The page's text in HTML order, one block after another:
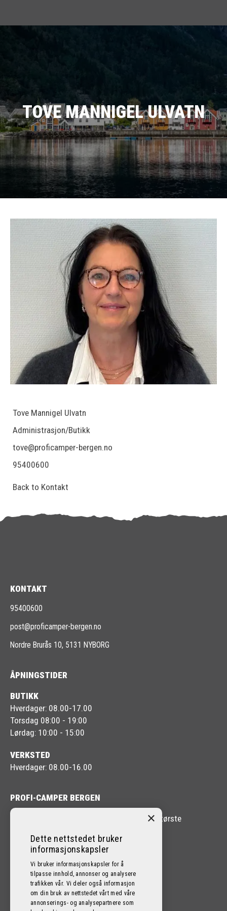
TOVE MANNIGEL ULVATN
Tove Mannigel Ulvatn
Administrasjon/Butikk
tove@proficamper-bergen.no
95400600
Back to Kontakt
KONTAKT
95400600
post@proficamper-bergen.no
Nordre Brurås 10, 5131 NYBORG
ÅPNINGSTIDER
BUTIKK
Hverdager: 08.00-17.00
Torsdag 08:00 - 19:00
Lørdag: 10:00 - 15:00
VERKSTED
Hverdager: 08.00-16.00
PROFI-CAMPER BERGEN
Profi-Camper Bergen er en av Vestlandets største
FØLG OSS PÅ SOSIALE MEDIER!
×
Dette nettstedet bruker
informasjonskapsler
Vi bruker informasjonskapsler for å
tilpasse innhold, annonser og analysere
trafikken vår. Vi deler også informasjon
om din bruk av nettstedet vårt med våre
annonserings- og analysepartnere som